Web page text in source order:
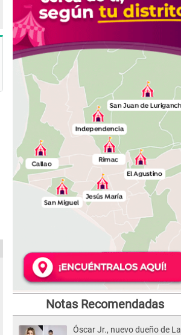
Notas Recomendadas
Óscar Jr., nuevo dueño de La